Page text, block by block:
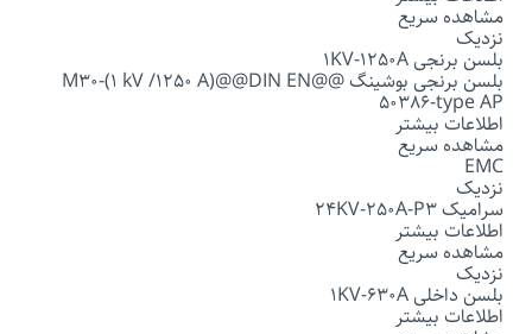
مشاهده سریع
نزدیک
بلسن برنجی 1KV-1250A
بلسن برنجی بوشینگ @@M30-(1 kV /1250 A)@@DIN EN
50386-type AP
اطلاعات بیشتر
مشاهده سریع
EMC
نزدیک
سرامیک 24KV-250A-P3
اطلاعات بیشتر
مشاهده سریع
نزدیک
بلسن داخلی 1KV-630A
اطلاعات بیشتر